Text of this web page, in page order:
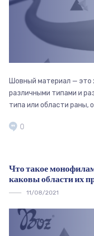
Шовный материал — это
различными типами и
типа или области раны,
0
Что такое
каковы области их
11/08/2021